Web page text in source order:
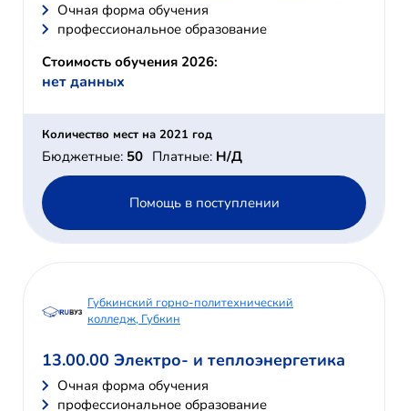
Очная форма обучения
профессиональное образование
Стоимость обучения 2026:
нет данных
Количество мест на 2021 год
Бюджетные: 50 Платные: Н/Д
Помощь в поступлении
Губкинский горно-политехнический
колледж, Губкин
13.00.00 Электро- и теплоэнергетика
Очная форма обучения
профессиональное образование